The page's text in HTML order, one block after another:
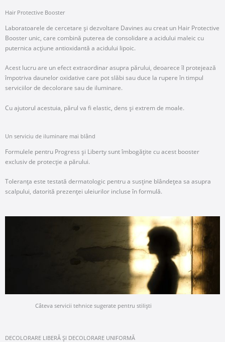
Hair Protective Booster
Laboratoarele de cercetare și dezvoltare Davines au creat un Hair Protective
Booster unic, care combină puterea de consolidare a acidului maleic cu
puternica acțiune antioxidantă a acidului lipoic.
Acest lucru are un efect extraordinar asupra părului, deoarece îl protejează
împotriva daunelor oxidative care pot slăbi sau duce la rupere în timpul
serviciilor de decolorare sau de iluminare.
Cu ajutorul acestuia, părul va fi elastic, dens și extrem de moale.
Un serviciu de iluminare mai blând
Formulele pentru Progress și Liberty sunt îmbogățite cu acest booster
exclusiv de protecție a părului.
Toleranța este testată dermatologic pentru a susține blândețea sa asupra
scalpului, datorită prezenței uleiurilor incluse în formulă.
Câteva servicii tehnice sugerate pentru stiliști
DECOLORARE LIBERĂ ȘI DECOLORARE UNIFORMĂ